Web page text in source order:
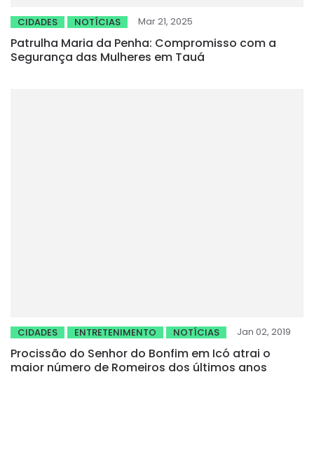
CIDADES NOTÍCIAS Mar 21, 2025
Patrulha Maria da Penha: Compromisso com a
Segurança das Mulheres em Tauá
CIDADES ENTRETENIMENTO NOTÍCIAS Jan 02, 2019
Procissão do Senhor do Bonfim em Icó atrai o
maior número de Romeiros dos últimos anos